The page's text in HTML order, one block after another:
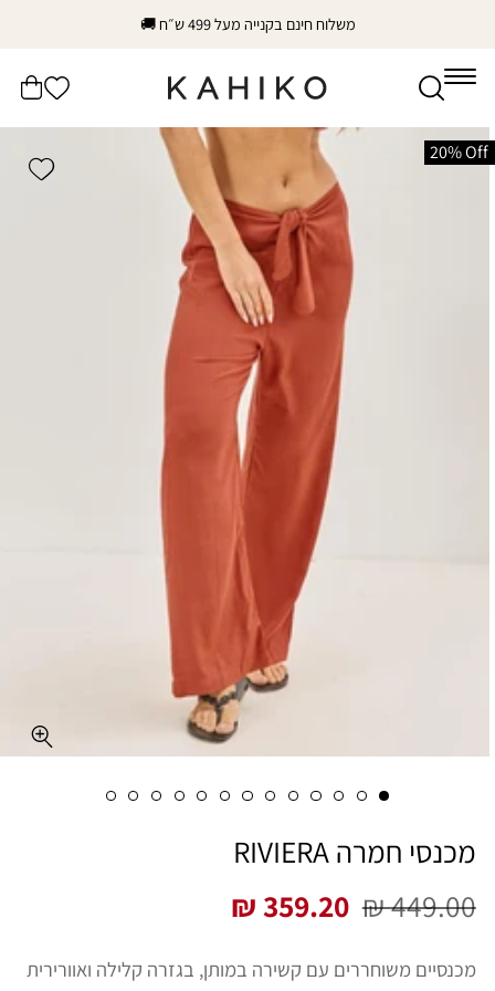
משלוח חינם בקנייה מעל 499 ש״ח 🚚
הרשימה
שלי עֲגָלָה
דלג
לפרטי
20% Off
מכנסי חמרה RIVIERA
מחיר
רגיל
449.00 ₪
מחיר
מבצע
359.20 ₪
מכנסיים משוחררים עם קשירה במותן, בגזרה קלילה ואוורירית